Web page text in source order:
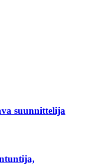
suunnittelija